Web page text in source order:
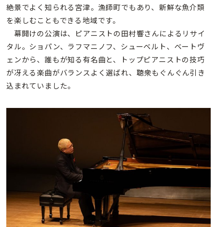
絶景でよく知られる宮津。漁師町でもあり、新鮮な魚介類
を楽しむこともできる地域です。
幕開けの公演は、ピアニストの田村響さんによるリサイ
タル。ショパン、ラフマニノフ、シューベルト、ベートヴ
ェンから、誰もが知る有名曲と、トップピアニストの技巧
が冴える楽曲がバランスよく選ばれ、聴衆もぐんぐん引き
込まれていました。